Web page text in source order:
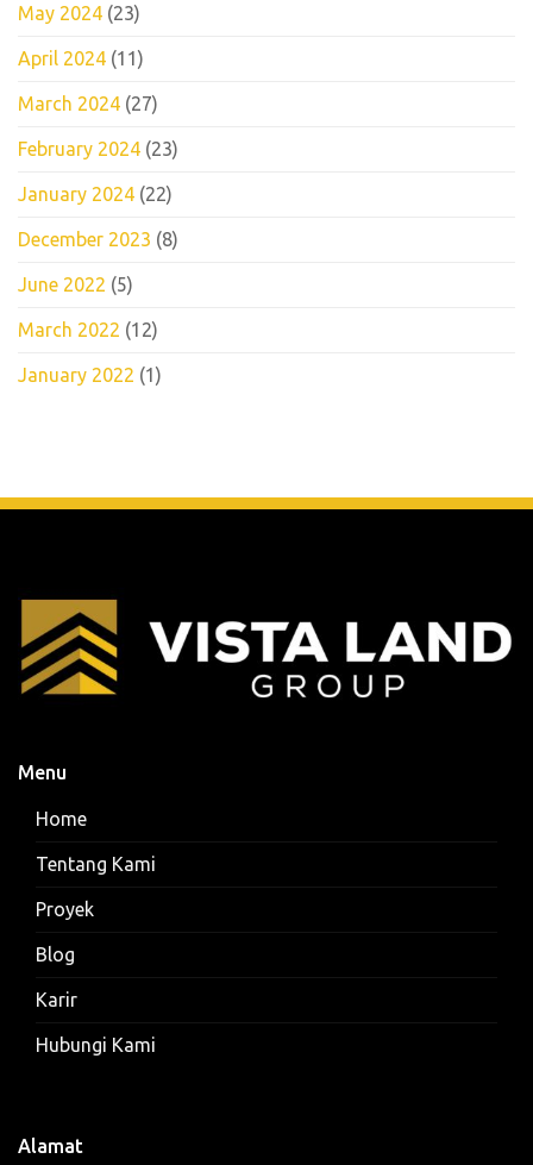
May 2024 (23)
April 2024 (11)
March 2024 (27)
February 2024 (23)
January 2024 (22)
December 2023 (8)
June 2022 (5)
March 2022 (12)
January 2022 (1)
Menu
Home
Tentang Kami
Proyek
Blog
Karir
Hubungi Kami
Alamat